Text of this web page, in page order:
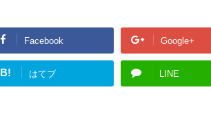
Facebook Google+
B! はてブ LINE